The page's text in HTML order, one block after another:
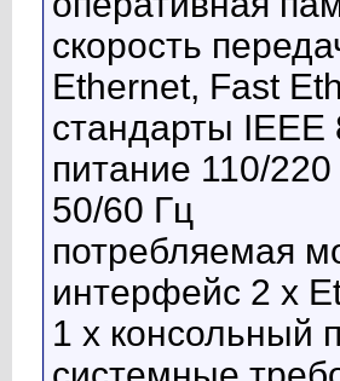
скорость
Ethernet, Fast
стандарты
питание 110/
50/60 Гц
потребляемая
интерфейс 2 x
1 x консольный